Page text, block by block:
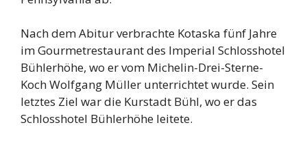
Nach dem Abitur verbrachte Kotaska fünf Jahre
im Gourmetrestaurant des Imperial Schlosshotel
Bühlerhöhe, wo er vom Michelin-Drei-Sterne-
Koch Wolfgang Müller unterrichtet wurde. Sein
letztes Ziel war die Kurstadt Bühl, wo er das
Schlosshotel Bühlerhöhe leitete.